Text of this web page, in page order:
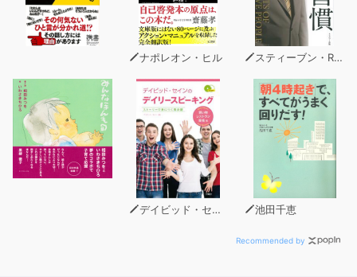
ナポレオン・ヒル スティーブン・R・コヴィー
デイビッド・セイン 池田千恵
Recommended by